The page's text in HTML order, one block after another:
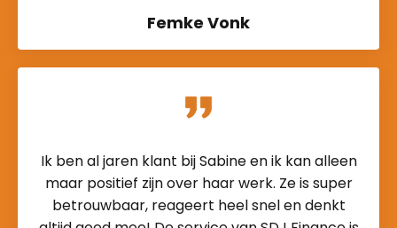
Femke Vonk
Ik ben al jaren klant bij Sabine en ik kan alleen
maar positief zijn over haar werk. Ze is super
betrouwbaar, reageert heel snel en denkt